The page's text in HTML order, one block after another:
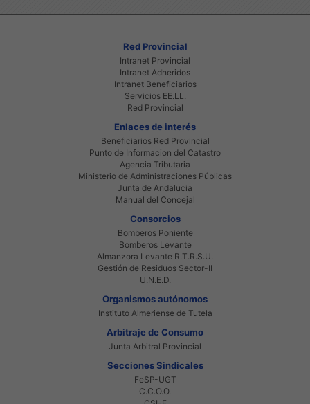
Red Provincial
Intranet Provincial
Intranet Adheridos
Intranet Beneficiarios
Servicios EE.LL.
Red Provincial
Enlaces de interés
Beneficiarios Red Provincial
Punto de Informacion del Catastro
Agencia Tributaria
Ministerio de Administraciones Públicas
Junta de Andalucia
Manual del Concejal
Consorcios
Bomberos Poniente
Bomberos Levante
Almanzora Levante R.T.R.S.U.
Gestión de Residuos Sector-II
U.N.E.D.
Organismos autónomos
Instituto Almeriense de Tutela
Arbitraje de Consumo
Junta Arbitral Provincial
Secciones Sindicales
FeSP-UGT
C.C.O.O.